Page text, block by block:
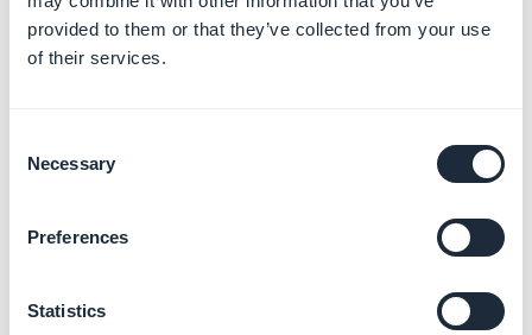
provided to them or that they’ve collected from your use
of their services.
Selection
Necessary
Preferences
Statistics